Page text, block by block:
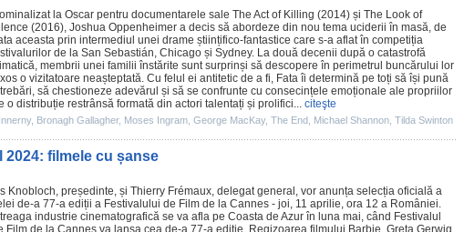
la Oscar pentru documentarele sale The Act of Killing (2014) și The Look of
(2016), Joshua Oppenheimer a decis să abordeze din nou tema uciderii în masă, de
aceasta prin intermediul unei drame științifico-fantastice care s-a aflat în competiția
de la San Sebastián, Chicago și Sydney. La două decenii după o catastrofă
membrii unei familii înstărite sunt surprinși să descopere în perimetrul buncărului lor
o vizitatoare neașteptată. Cu felul ei antitetic de a fi, Fata îi determină pe toți să își pună
să chestioneze adevărul și să se confrunte cu consecințele emoționale ale propriilor
o distribuție restrânsă formată din actori talentați și prolifici... citeşte
, Bronagh Gallagher, Moses Ingram George MacKay, The End Michael Shannon Tilda Swinton
2024: filmele cu șanse
Knobloch, președinte, și Thierry Frémaux, delegat general, vor anunța selecția oficială a
de-a 77-a ediții a Festivalului de Film de la Cannes - joi, 11 aprilie, ora 12 a României.
industrie cinematografică se va afla pe Coasta de Azur în luna mai, când Festivalul
Film de la Cannes va lansa cea de-a 77-a ediție. Regizoarea filmului Barbie, Greta Gerwig,